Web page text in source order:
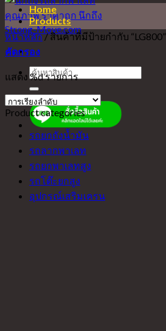
ค้นหา:
Home
Products
หน้าหลัก/สินค้าที่มีป้ายกำกับ “LG800”
คัดกรอง
แสดง %d รายการ
Product categories
รถยกถังน้ำมัน
รถลากพาเลท
รถยกพาเลทสูง
รถโต๊ะยกสูง
อุปกรณ์เสริมเครน